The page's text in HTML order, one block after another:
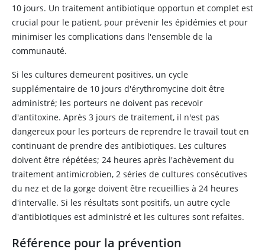
10 jours. Un traitement antibiotique opportun et complet est
crucial pour le patient, pour prévenir les épidémies et pour
minimiser les complications dans l'ensemble de la
communauté.
Si les cultures demeurent positives, un cycle
supplémentaire de 10 jours d'érythromycine doit être
administré; les porteurs ne doivent pas recevoir
d'antitoxine. Après 3 jours de traitement, il n'est pas
dangereux pour les porteurs de reprendre le travail tout en
continuant de prendre des antibiotiques. Les cultures
doivent être répétées; 24 heures après l'achèvement du
traitement antimicrobien, 2 séries de cultures consécutives
du nez et de la gorge doivent être recueillies à 24 heures
d'intervalle. Si les résultats sont positifs, un autre cycle
d'antibiotiques est administré et les cultures sont refaites.
Référence pour la prévention